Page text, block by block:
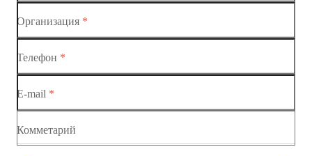
Ethernet-коммутаторы
Организация *
Телефон *
E-mail *
Комметарий